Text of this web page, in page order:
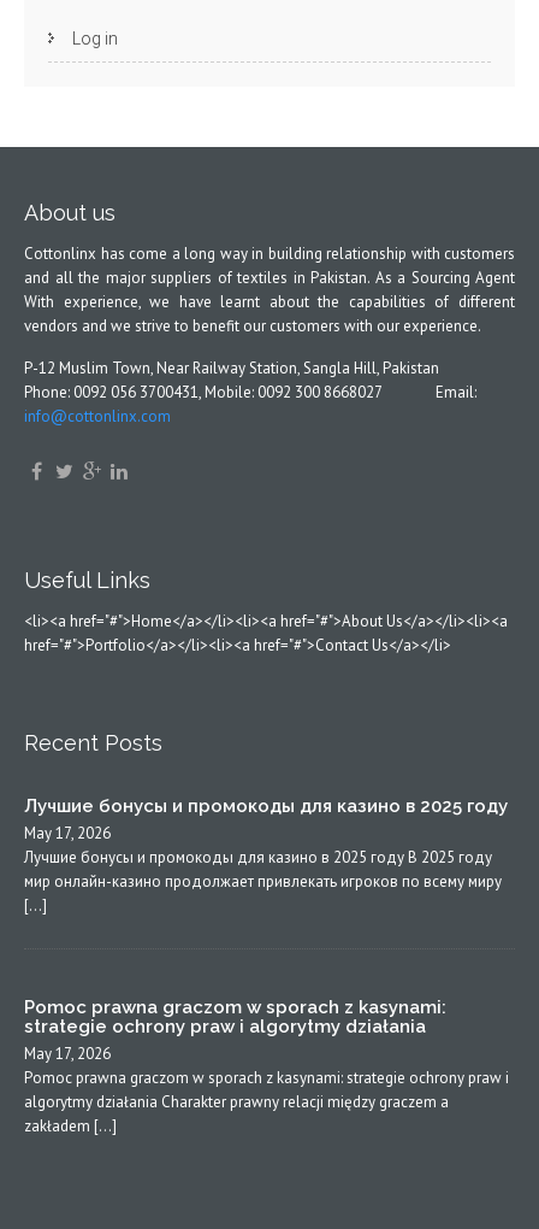
Log in
About us
Cottonlinx has come a long way in building relationship with customers
and all the major suppliers of textiles in Pakistan. As a Sourcing Agent
With experience, we have learnt about the capabilities of different
vendors and we strive to benefit our customers with our experience.
P-12 Muslim Town, Near Railway Station, Sangla Hill, Pakistan
Phone: 0092 056 3700431, Mobile: 0092 300 8668027 Email:
info@cottonlinx.com
Useful Links
<li><a href="#">Home</a></li><li><a href="#">About Us</a></li><li><a
href="#">Portfolio</a></li><li><a href="#">Contact Us</a></li>
Recent Posts
Лучшие бонусы и промокоды для казино в 2025 году
May 17, 2026
Лучшие бонусы и промокоды для казино в 2025 году В 2025 году
мир онлайн-казино продолжает привлекать игроков по всему миру
[…]
Pomoc prawna graczom w sporach z kasynami:
strategie ochrony praw i algorytmy działania
May 17, 2026
Pomoc prawna graczom w sporach z kasynami: strategie ochrony praw i
algorytmy działania Charakter prawny relacji między graczem a
zakładem […]